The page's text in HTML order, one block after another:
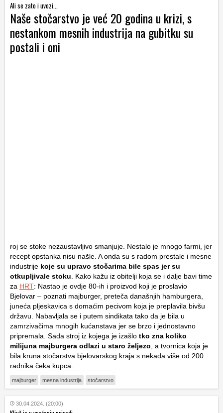
Ali se zato i uvozi...
Naše stočarstvo je već 20 godina u krizi, s
nestankom mesnih industrija na gubitku su
postali i oni
roj se stoke nezaustavljivo smanjuje. Nestalo je mnogo farmi, jer
recept opstanka nisu našle. A onda su s radom prestale i mesne
industrije koje su upravo stočarima bile spas jer su
otkupljivale stoku . Kako kažu iz obitelji koja se i dalje bavi time
za HRT: Nastao je ovdje 80-ih i proizvod koji je proslavio
Bjelovar – poznati majburger, preteča današnjih hamburgera,
juneća pljeskavica s domaćim pecivom koja je preplavila bivšu
državu. Nabavljala se i putem sindikata tako da je bila u
zamrzivačima mnogih kućanstava jer se brzo i jednostavno
pripremala. Sada stroj iz kojega je izašlo tko zna koliko
milijuna majburgera odlazi u staro željezo , a tvornica koja je
bila kruna stočarstva bjelovarskog kraja s nekada više od 200
radnika čeka kupca.
majburger mesna industrija stočarstvo
30.04.2024. (20:00)